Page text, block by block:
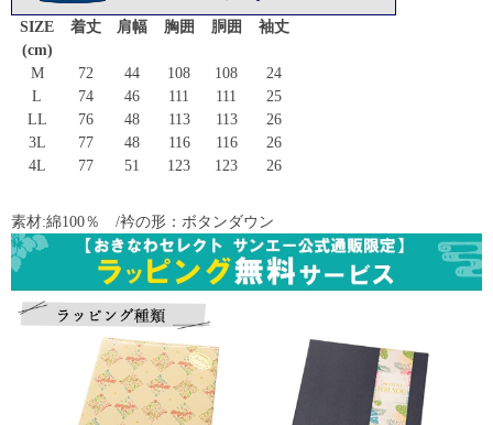
SIZE
(cm)
着丈 肩幅 胸囲 胴囲 袖丈
M 72 44 108 108
24
L
74 46 111 111
25
LL
76 48 113 113
26
3L
77 48 116 116
26
4L
77 51 123 123 26
素材:綿100％ /衿の形：ボタンダウン